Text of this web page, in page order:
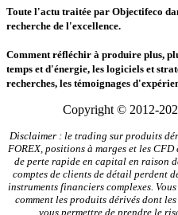
Toute l'actu traitée par Objectifeco
recherche de l'excellence.
Comment réfléchir à produire plus,
temps et d'énergie, les logiciels et
recherches, les témoignages
Copyright © 2012-
Disclaimer : le trading sur produits
FOREX, positions à marges et les
de perte rapide en capital en raison
comptes de clients de détail perdent
instruments financiers complexes.
comment les produits dérivés dont
vous permettre de prendre le